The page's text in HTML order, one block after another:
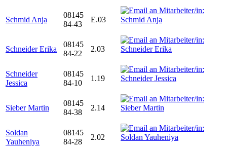
Schmid Anja
08145
84-43
E.03
Schneider Erika
08145
84-22
2.03
Schneider
Jessica
08145
84-10
1.19
Sieber Martin
08145
84-38
2.14
Soldan
Yauheniya
08145
84-28
2.02